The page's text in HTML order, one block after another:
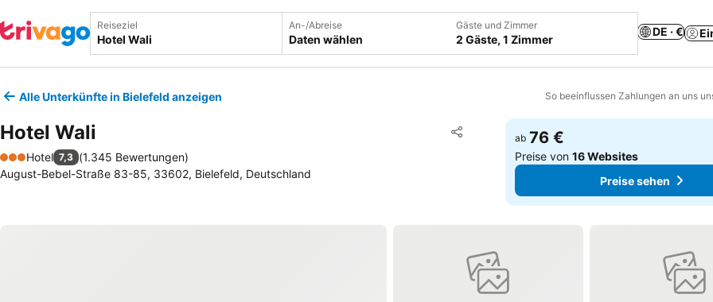
Reiseziel An-/Abreise
Daten wählen
Gäste und Zimmer
2 Gäste, 1 Zimmer
DE · €
Alle Unterkünfte in Bielefeld anzeigen So beeinflussen Zahlungen an uns
Hotel Wali Teilen
Zu Favoriten hinzufügen
3 Sterne
Hotel 7,3 (1.345 Bewertungen)
August-Bebel-Straße 83-85, 33602, Bielefeld, Deutschland
ab 76 €
Preise von16 Websites
Preise sehen